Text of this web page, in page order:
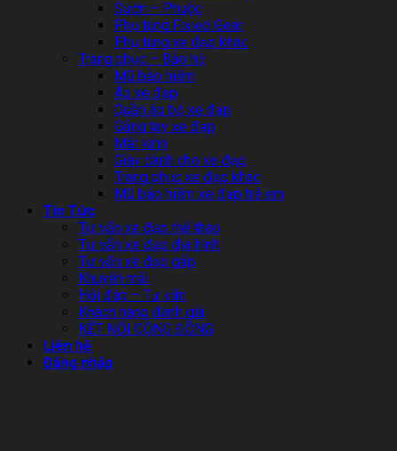
Sườn – Phuộc
Phụ tùng Fixied Gear
Phụ tùng xe đạp khác
Trang phục – Bảo hộ
Mũ bảo hiểm
Áo xe đạp
Quần áo bộ xe đạp
Găng tay xe đạp
Mắt kính
Giày dành cho xe đạp
Trang phục xe đạp khác
Mũ bảo hiểm xe đạp trẻ em
Tin Tức
Tư vấn xe đạp thể thao
Tư vấn xe đạp địa hình
Tư vấn xe đạp gấp
Khuyến mãi
Hỏi đáp – Tư vấn
Khách hàng đánh giá
KẾT NỐI CỘNG ĐỒNG
Liên hệ
Đăng nhập